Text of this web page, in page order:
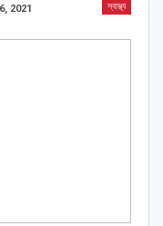
স্বাস্থ্য
2021